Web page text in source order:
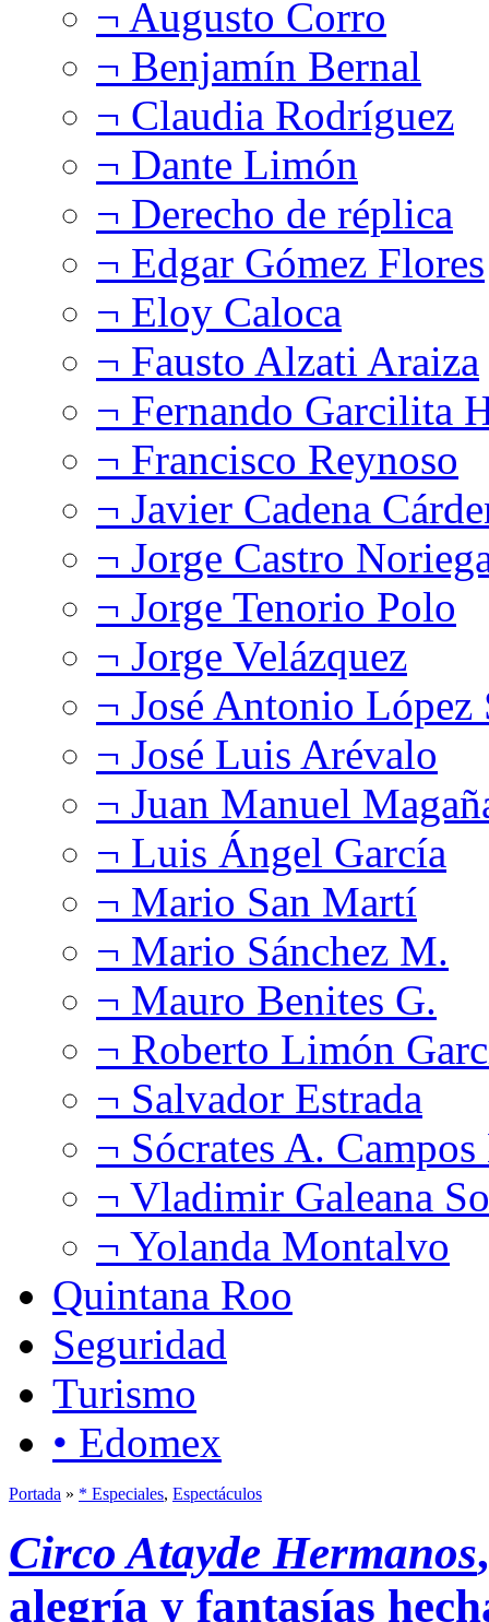
¬ Augusto Corro
¬ Benjamín Bernal
¬ Claudia Rodríguez
¬ Dante Limón
¬ Derecho de réplica
¬ Edgar Gómez Flores
¬ Eloy Caloca
¬ Fausto Alzati Araiza
¬ Fernando Garcilita
¬ Francisco Reynoso
¬ Javier Cadena
¬ Jorge Castro
¬ Jorge Tenorio Polo
¬ Jorge Velázquez
¬ José Antonio López
¬ José Luis Arévalo
¬ Juan Manuel
¬ Luis Ángel García
¬ Mario San Martí
¬ Mario Sánchez M.
¬ Mauro Benites G.
¬ Roberto Limón
¬ Salvador Estrada
¬ Sócrates A.
¬ Vladimir Galeana
¬ Yolanda Montalvo
Quintana Roo
Seguridad
Turismo
• Edomex
Portada » * Especiales, Espectáculos
Circo Atayde Hermanos
alegría y fantasías